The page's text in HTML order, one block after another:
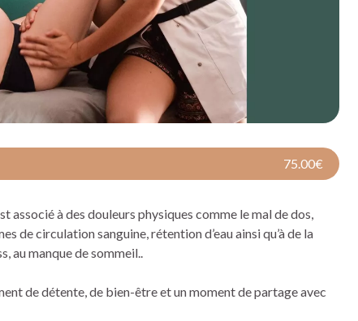
75.00€
associé à des douleurs physiques comme le mal de dos,
de circulation sanguine, rétention d’eau ainsi qu’à de la
au manque de sommeil..
de détente, de bien-être et un moment de partage avec